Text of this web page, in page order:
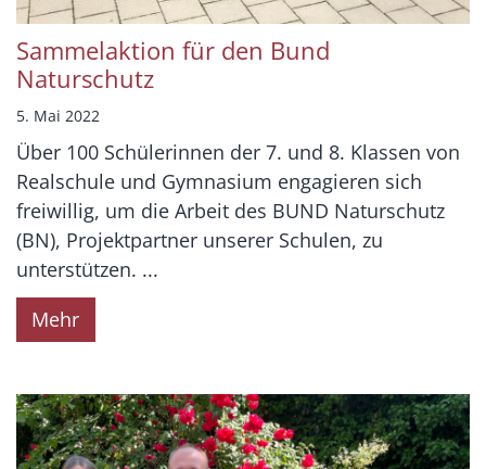
Sammelaktion für den Bund
Naturschutz
5. Mai 2022
Über 100 Schülerinnen der 7. und 8. Klassen von
Realschule und Gymnasium engagieren sich
freiwillig, um die Arbeit des BUND Naturschutz
(BN), Projektpartner unserer Schulen, zu
unterstützen. ...
Mehr